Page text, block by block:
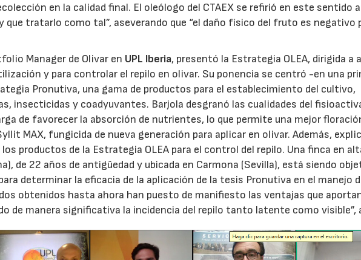
en la calidad final. El oleólogo del CTAEX se refirió en este sentido a
tratarlo como tal”, aseverando que “el daño físico del fruto es negativo
Manager de Olivar en UPL Iberia, presentó la Estrategia OLEA, dirigida a
y para controlar el repilo en olivar. Su ponencia se centró -en una
Pronutiva, una gama de productos para el establecimiento del cultivo,
insecticidas y coadyuvantes. Barjola desgranó las cualidades del
de favorecer la absorción de nutrientes, lo que permite una mejor
MAX, fungicida de nueva generación para aplicar en olivar. Además,
productos de la Estrategia OLEA para el control del repilo. Una finca en
de 22 años de antigüedad y ubicada en Carmona (Sevilla), está siendo
determinar la eficacia de la aplicación de la tesis Pronutiva en el manejo
obtenidos hasta ahora han puesto de manifiesto las ventajas que
de manera significativa la incidencia del repilo tanto latente como visible”,